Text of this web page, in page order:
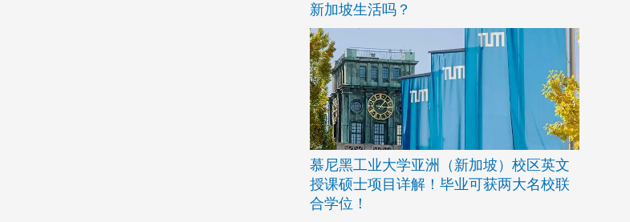
新加坡生活吗？
慕尼黑工业大学亚洲（新加坡）校区英文
授课硕士项目详解！毕业可获两大名校联
合学位！